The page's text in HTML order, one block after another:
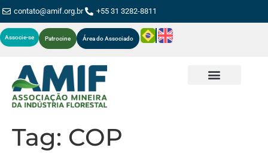
contato@amif.org.br +55 31 3282-8811
Associe-se Patrocine Área do Associado
Tag: COP